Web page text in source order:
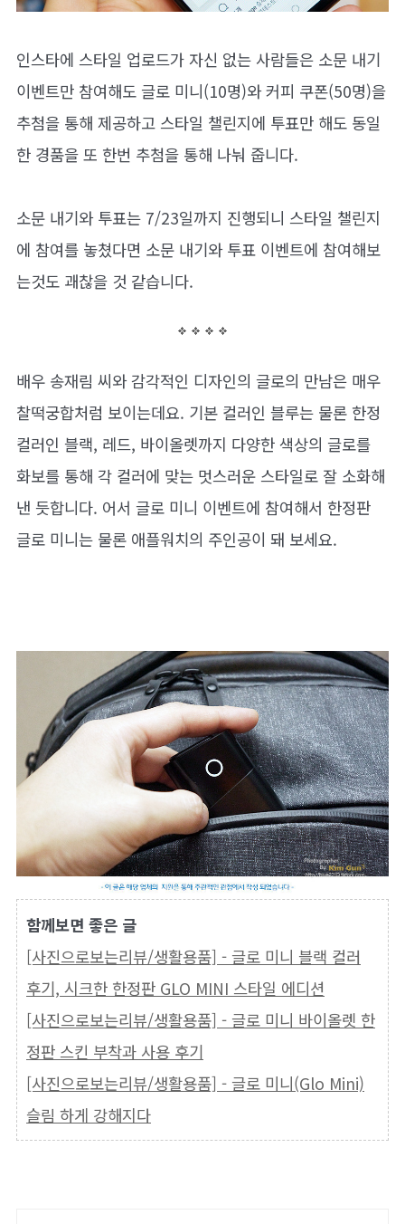
인스타에 스타일 업로드가 자신 없는 사람들은 소문 내기
이벤트만 참여해도 글로 미니(10명)와 커피 쿠폰(50명)을
추첨을 통해 제공하고 스타일 챌린지에 투표만 해도 동일
한 경품을 또 한번 추첨을 통해 나눠 줍니다.
소문 내기와 투표는 7/23일까지 진행되니 스타일 챌린지
에 참여를 놓쳤다면 소문 내기와 투표 이벤트에 참여해보
는것도 괘찮을 것 같습니다.
배우 송재림 씨와 감각적인 디자인의 글로의 만남은 매우
찰떡궁합처럼 보이는데요. 기본 컬러인 블루는 물론 한정
컬러인 블랙, 레드, 바이올렛까지 다양한 색상의 글로를
화보를 통해 각 컬러에 맞는 멋스러운 스타일로 잘 소화해
낸 듯합니다. 어서 글로 미니 이벤트에 참여해서 한정판
글로 미니는 물론 애플워치의 주인공이 돼 보세요.
함께보면 좋은 글
[사진으로보는리뷰/생활용품] - 글로 미니 블랙 컬러
후기, 시크한 한정판 GLO MINI 스타일 에디션
[사진으로보는리뷰/생활용품] - 글로 미니 바이올렛 한
정판 스킨 부착과 사용 후기
[사진으로보는리뷰/생활용품] - 글로 미니(Glo Mini)
슬림 하게 강해지다